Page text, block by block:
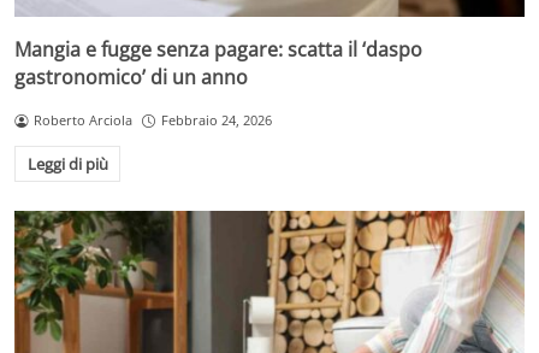
Mangia e fugge senza pagare: scatta il ‘daspo
gastronomico’ di un anno
Roberto Arciola Febbraio 24, 2026
Leggi di più